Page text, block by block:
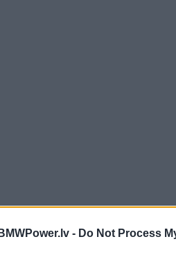
BMWPower.lv - Do Not Process